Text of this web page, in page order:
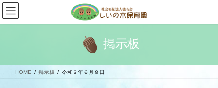
コ
ン
テ
ス
ナ
ビ
ゲ
ン
掲示板
HOME 掲示板 令和３年６月８日